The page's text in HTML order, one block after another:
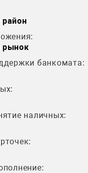
рынок
банкомата:
наличных: